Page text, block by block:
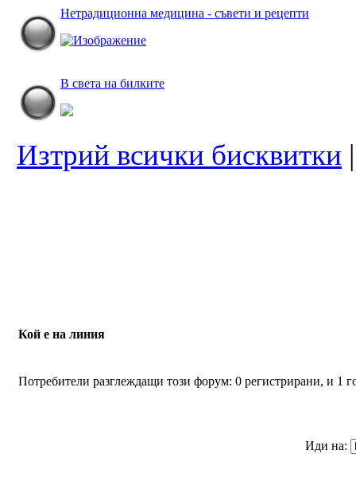
Нетрадиционна медицина - съвети и рецепти
В света на билките
Изтрий всички бисквитки
Кой е на линия
Потребители разглеждащи този форум: 0 регистрирани, и 1
Иди на: